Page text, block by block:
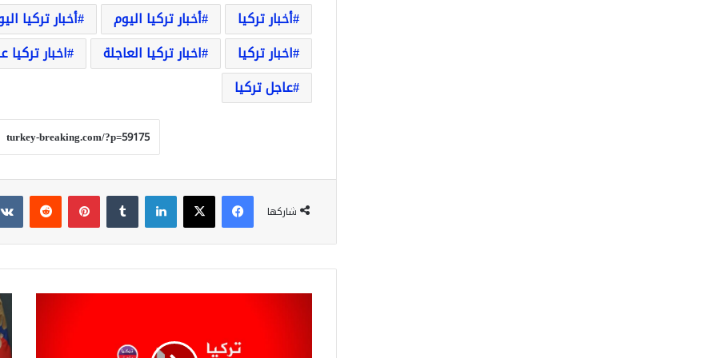
أخبار تركيا أخبار تركيا اليوم أخبار تركيا
اخبار تركيا
اخبار تركيا العاجلة اخبار تركيا
عاجل تركيا
شاركها
فيسبوك‫X لينكدإن بينتيريست